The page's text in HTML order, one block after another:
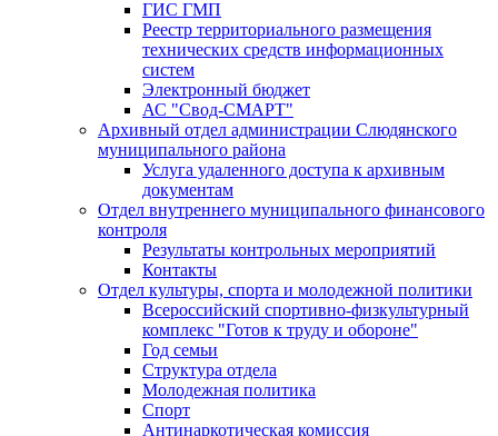
ГИС ГМП
Реестр территориального размещения
технических средств информационных
систем
Электронный бюджет
АС "Свод-СМАРТ"
Архивный отдел администрации Слюдянского
муниципального района
Услуга удаленного доступа к архивным
документам
Отдел внутреннего муниципального финансового
контроля
Результаты контрольных мероприятий
Контакты
Отдел культуры, спорта и молодежной политики
Всероссийский спортивно-физкультурный
комплекс "Готов к труду и обороне"
Год семьи
Структура отдела
Молодежная политика
Спорт
Антинаркотическая комиссия